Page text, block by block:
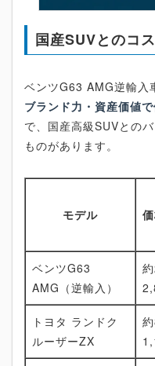
国産SUVとのコ
ベンツG63 AMG逆輸入
ブランド力・資産価値
で、国産高級SUVとの
ものがあります。
モデル
ベンツG63
AMG（逆輸入）
トヨタ ランドク
ルーザーZX